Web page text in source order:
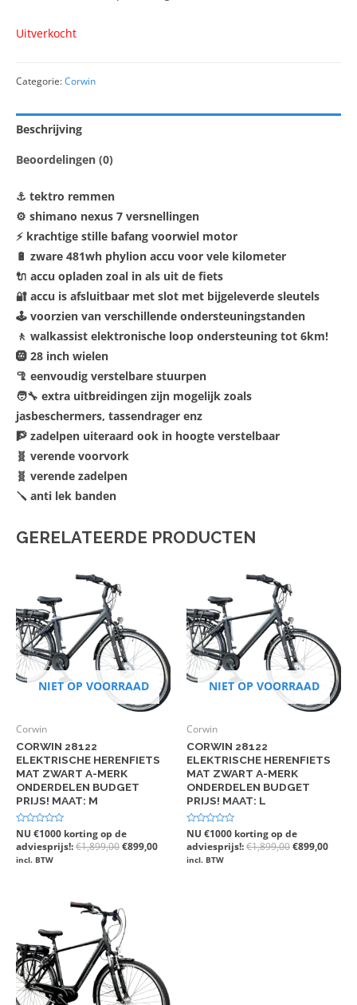
Uitverkocht
Categorie:Corwin
Beschrijving
Beoordelingen (0)
⚓ tektro remmen
⚙️ shimano nexus 7 versnellingen
⚡ krachtige stille bafang voorwiel motor
🔋 zware 481wh phylion accu voor vele kilometer
🔌 accu opladen zoal in als uit de fiets
🔐 accu is afsluitbaar met slot met bijgeleverde sleutels
🕹️ voorzien van verschillende ondersteuningstanden
🚶 walkassist elektronische loop ondersteuning tot 6km!
🛞 28 inch wielen
🦿 eenvoudig verstelbare stuurpen
🧑‍🔧 extra uitbreidingen zijn mogelijk zoals
jasbeschermers, tassendrager enz
🧗 zadelpen uiteraard ook in hoogte verstelbaar
🧬 verende voorvork
🧬 verende zadelpen
🪛 anti lek banden
GERELATEERDE PRODUCTEN
NIET OP VOORRAAD
Corwin
CORWIN 28122
ELEKTRISCHE HERENFIETS
MAT ZWART A-MERK
ONDERDELEN BUDGET
PRIJS! MAAT: M
Gewaardeerd
0
uit
5
NU €1000 korting op de
adviesprijs!:€1,899,00€899,00
incl. BTW
NIET OP VOORRAAD
Corwin
CORWIN 28122
ELEKTRISCHE HERENFIETS
MAT ZWART A-MERK
ONDERDELEN BUDGET
PRIJS! MAAT: L
Gewaardeerd
0
uit
5
NU €1000 korting op de
adviesprijs!:€1,899,00€899,00
incl. BTW